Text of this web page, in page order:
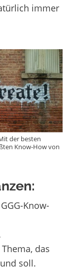
immer
der besten
Know-How von
Know-
das
soll.